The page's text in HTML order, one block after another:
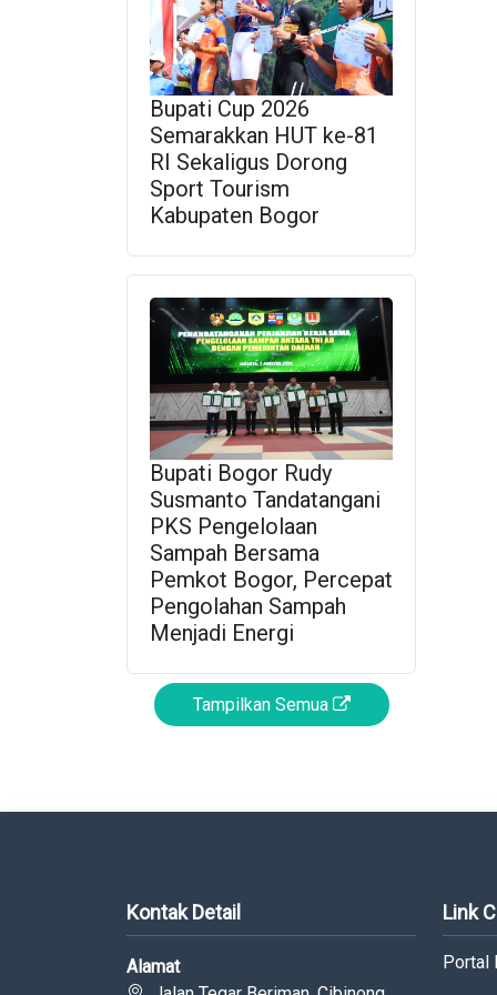
Bupati Cup 2026
Semarakkan HUT ke-81
RI Sekaligus Dorong
Sport Tourism
Kabupaten Bogor
Bupati Bogor Rudy
Susmanto Tandatangani
PKS Pengelolaan
Sampah Bersama
Pemkot Bogor, Percepat
Pengolahan Sampah
Menjadi Energi
Tampilkan Semua
Kontak Detail
Alamat
Link
Portal